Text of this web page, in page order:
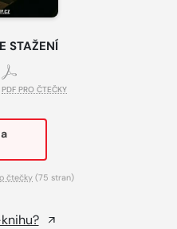
STAŽENÍ
PDF PRO ČTEČKY
čtečky (75 stran)